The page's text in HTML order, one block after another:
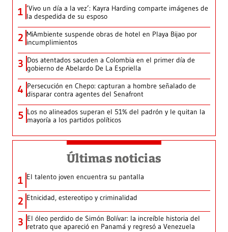
1 ‘Vivo un día a la vez’: Kayra Harding comparte imágenes de
la despedida de su esposo
2 MiAmbiente suspende obras de hotel en Playa Bijao por
incumplimientos
3 Dos atentados sacuden a Colombia en el primer día de
gobierno de Abelardo De La Espriella
4 Persecución en Chepo: capturan a hombre señalado de
disparar contra agentes del Senafront
5 Los no alineados superan el 51% del padrón y le quitan la
mayoría a los partidos políticos
Últimas noticias
1 El talento joven encuentra su pantalla​
2 Etnicidad, estereotipo y criminalidad
3 El óleo perdido de Simón Bolívar: la increíble historia del
retrato que apareció en Panamá y regresó a Venezuela